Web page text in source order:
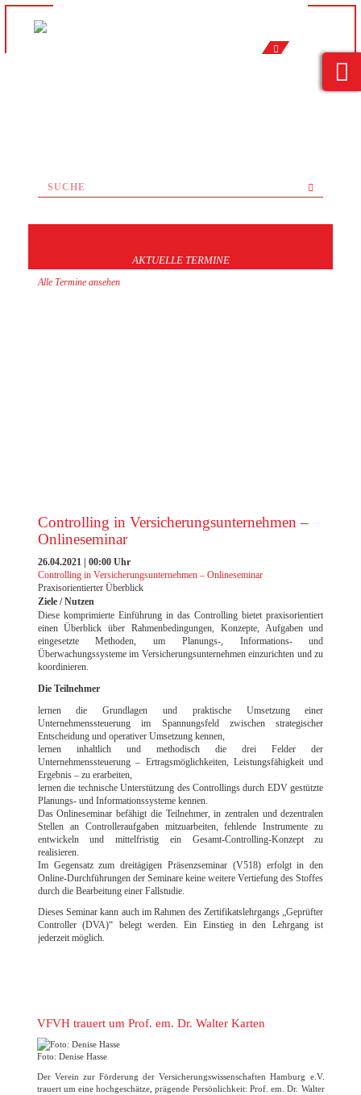
Controlling in Versicherungsunternehmen –
Onlineseminar
26.04.2021 | 00:00 Uhr
Controlling in Versicherungsunternehmen – Onlineseminar
Praxisorientierter Überblick
Ziele / Nutzen
Diese komprimierte Einführung in das Controlling bietet praxisorientiert
einen Überblick über Rahmenbedingungen, Konzepte, Aufgaben und
eingesetzte Methoden, um Planungs-, Informations- und
Überwachungssysteme im Versicherungsunternehmen einzurichten und zu
koordinieren.
Die Teilnehmer
lernen die Grundlagen und praktische Umsetzung einer
Unternehmenssteuerung im Spannungsfeld zwischen strategischer
Entscheidung und operativer Umsetzung kennen,
lernen inhaltlich und methodisch die drei Felder der
Unternehmenssteuerung – Ertragsmöglichkeiten, Leistungsfähigkeit und
Ergebnis – zu erarbeiten,
lernen die technische Unterstützung des Controllings durch EDV gestützte
Planungs- und Informationssysteme kennen.
Das Onlineseminar befähigt die Teilnehmer, in zentralen und dezentralen
Stellen an Controlleraufgaben mitzuarbeiten, fehlende Instrumente zu
entwickeln und mittelfristig ein Gesamt-Controlling-Konzept zu
realisieren.
Im Gegensatz zum dreitägigen Präsenzseminar (V518) erfolgt in den
Online-Durchführungen der Seminare keine weitere Vertiefung des Stoffes
durch die Bearbeitung einer Fallstudie.
Dieses Seminar kann auch im Rahmen des Zertifikatslehrgangs „Geprüfter
Controller (DVA)“ belegt werden. Ein Einstieg in den Lehrgang ist
jederzeit möglich.
VFVH trauert um Prof. em. Dr. Walter Karten
Foto: Denise Hasse
Der Verein zur Förderung der Versicherungswissenschaften Hamburg e.V.
trauert um eine hochgeschätze, prägende Persönlichkeit: Prof. em. Dr. Walter
AKTUELLE TERMINE
Alle Termine ansehen